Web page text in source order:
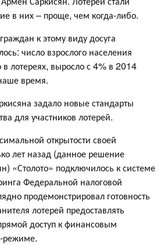
в них – проще, чем когда-либо.
к этому виду досуга
число взрослого населения
в лотереях, выросло с 4% в 2014
время.
задало новые стандарты
для участников лотерей.
открытости своей
лет назад (данное решение
«Столото» подключилось к системе
Федеральной налоговой
продемонстрировал готовность
лотерей предоставлять
доступ к финансовым
режиме.